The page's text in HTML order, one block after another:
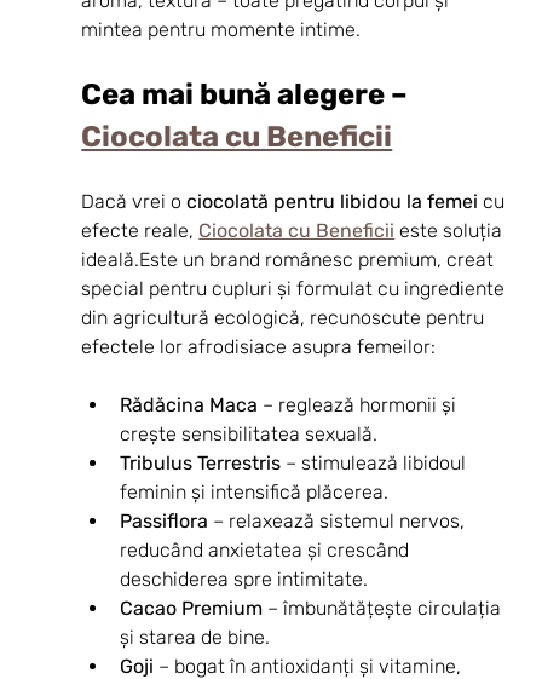
mintea pentru momente intime.
Cea mai bună alegere –
Ciocolata cu Beneficii
Dacă vrei o ciocolată pentru libidou la femei cu
efecte reale, Ciocolata cu Beneficii este soluția
ideală.Este un brand românesc premium, creat
special pentru cupluri și formulat cu ingrediente
din agricultură ecologică, recunoscute pentru
efectele lor afrodisiace asupra femeilor:
Rădăcina Maca – reglează hormonii și
crește sensibilitatea sexuală.
Tribulus Terrestris – stimulează libidoul
feminin și intensifică plăcerea.
Passiflora – relaxează sistemul nervos,
reducând anxietatea și crescând
deschiderea spre intimitate.
Cacao Premium – îmbunătățește circulația
și starea de bine.
Goji – bogat în antioxidanți și vitamine,